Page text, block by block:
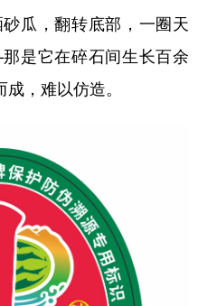
瓜，翻转底部，一圈天
是它在碎石间生长百余
，难以仿造。